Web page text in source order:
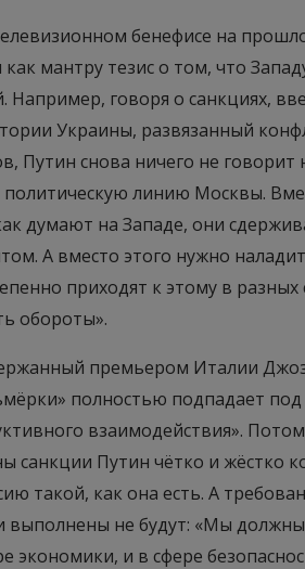
бенефисе на
мантру тезис о том, что
Например, говоря о санкциях,
Украины, развязанный
Путин снова ничего не говорит
линию Москвы.
думают на Западе, они
А вместо этого нужно
приходят к этому в разных
обороты».
премьером Италии
полностью подпадает
взаимодействия».
санкции Путин чётко и жёстко
такой, как она есть. А
выполнены не будут: «Мы
экономики, и в сфере